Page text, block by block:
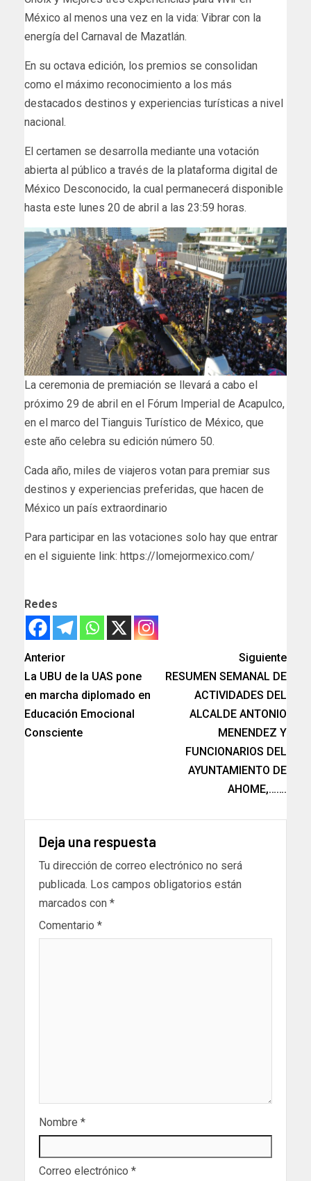
México al menos una vez en la vida: Vibrar con la
energía del Carnaval de Mazatlán.
En su octava edición, los premios se consolidan
como el máximo reconocimiento a los más
destacados destinos y experiencias turísticas a nivel
nacional.
El certamen se desarrolla mediante una votación
abierta al público a través de la plataforma digital de
México Desconocido, la cual permanecerá disponible
hasta este lunes 20 de abril a las 23:59 horas.
La ceremonia de premiación se llevará a cabo el
próximo 29 de abril en el Fórum Imperial de Acapulco,
en el marco del Tianguis Turístico de México, que
este año celebra su edición número 50.
Cada año, miles de viajeros votan para premiar sus
destinos y experiencias preferidas, que hacen de
México un país extraordinario
Para participar en las votaciones solo hay que entrar
en el siguiente link: https://lomejormexico.com/
Redes
Anterior
La UBU de la UAS pone
en marcha diplomado en
Educación Emocional
Consciente
Siguiente
RESUMEN SEMANAL DE
ACTIVIDADES DEL
ALCALDE ANTONIO
MENENDEZ Y
FUNCIONARIOS DEL
AYUNTAMIENTO DE
AHOME,…….
Deja una respuesta
Tu dirección de correo electrónico no será
publicada. Los campos obligatorios están
marcados con *
Comentario *
Nombre *
Correo electrónico *